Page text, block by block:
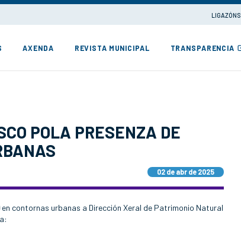
LIGAZÓNS
AXENDA REVISTA MUNICIPAL TRANSPARENCIA
POLA PRESENZA DE
02 de abr de 2025
contornas urbanas a Dirección Xeral de Patrimonio Natural